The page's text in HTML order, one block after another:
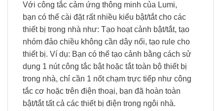
Với công tắc cảm ứng thông minh của Lumi,
bạn có thể cài đặt rất nhiều kiểu bật/tắt cho các
thiết bị trong nhà như: Tạo hoạt cảnh bật/tắt, tạo
nhóm đảo chiều không cần dây nối, tạo rule cho
thiết bị. Ví dụ: Bạn có thể tạo cảnh bằng cách sử
dụng 1 nút công tắc bật hoặc tắt toàn bộ thiết bị
trong nhà, chỉ cần 1 nốt chạm trực tiếp như công
tắc cơ hoặc trên điện thoại, bạn đã hoàn toàn
bật/tắt tất cả các thiết bị điện trong ngôi nhà.